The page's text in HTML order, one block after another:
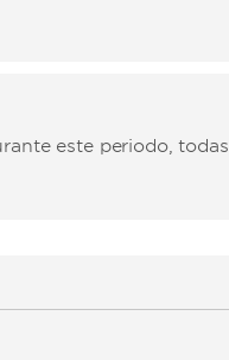
este periodo, todas